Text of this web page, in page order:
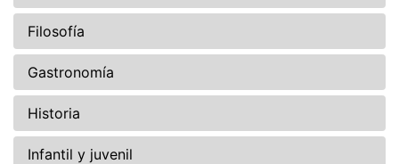
Filosofía
Gastronomía
Historia
Infantil y juvenil